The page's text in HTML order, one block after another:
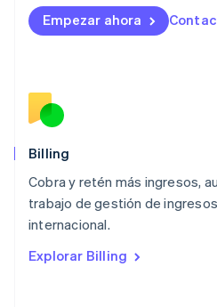
Empezar ahora
Billing
Cobra y retén más ingresos,
trabajo de gestión de
internacional.
Explorar Billing
English
Luxemburgo
English
México
Español
English
Nueva Zelandia
English
NederlandsEnglish